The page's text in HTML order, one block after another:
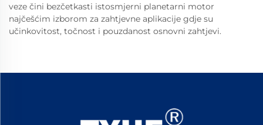
veze čini bezčetkasti istosmjerni planetarni motor
najčešćim izborom za zahtjevne aplikacije gdje su
učinkovitost, točnost i pouzdanost osnovni zahtjevi.